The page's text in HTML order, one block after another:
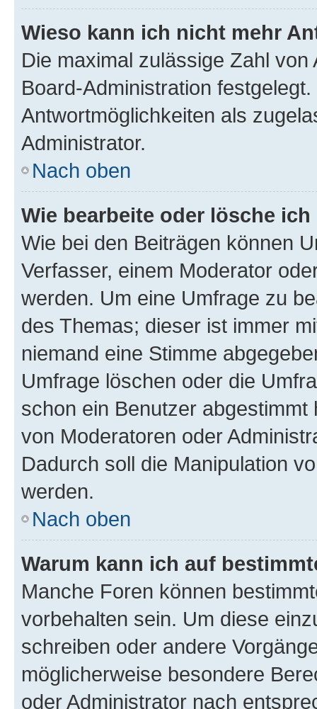
Wieso kann ich nicht mehr
Die maximal zulässige Zahl
Board-Administration
Antwortmöglichkeiten als
Administrator.
Nach oben
Wie bearbeite oder lösche
Wie bei den Beiträgen können
Verfasser, einem Moderator
werden. Um eine Umfrage zu
des Themas; dieser ist immer
niemand eine Stimme
Umfrage löschen oder die
schon ein Benutzer
von Moderatoren oder
Dadurch soll die Manipulation
werden.
Nach oben
Warum kann ich auf
Manche Foren können
vorbehalten sein. Um diese
schreiben oder andere
möglicherweise besondere
oder Administrator nach